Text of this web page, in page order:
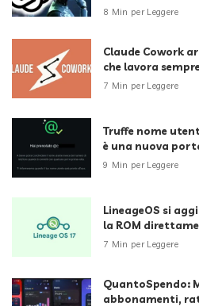
8 Min per Leggere
Claude Cowork
che lavora
7 Min per Leggere
Truffe nome
è una nuova
9 Min per Leggere
LineageOS si
la ROM
7 Min per Leggere
QuantoSpendo:
abbonamenti,